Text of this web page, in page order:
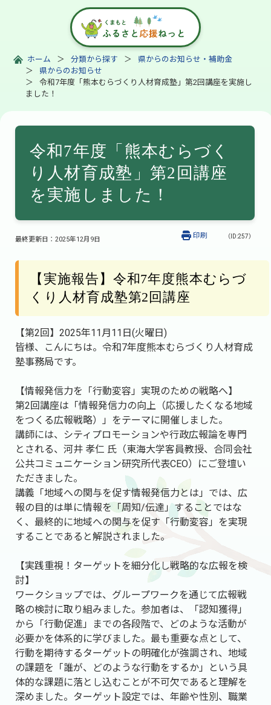
ホーム 分類から探す
県からのお知らせ・補助金
県からのお知らせ
令和7年度「熊本むらづくり人材育成塾」第2回講座を実施し
ました！
令和7年度「熊本むらづく
り人材育成塾」第2回講座
を実施しました！
最終更新日： 2025年12月9日 （ID:257）
印刷
【実施報告】令和7年度熊本むらづ
くり人材育成塾第2回講座
【第2回】2025年11月11日(火曜日)
皆様、こんにちは。令和7年度熊本むらづくり人材育成
塾事務局です。
【情報発信力を「行動変容」実現のための戦略へ】
第2回講座は「情報発信力の向上（応援したくなる地域
をつくる広報戦略）」をテーマに開催しました。
講師には、シティプロモーションや行政広報論を専門
とされる、河井 孝仁 氏（東海大学客員教授、合同会社
公共コミュニケーション研究所代表CEO）にご登壇い
ただきました。
講義「地域への関与を促す情報発信力とは」では、広
報の目的は単に情報を「周知/伝達」することではな
く、最終的に地域への関与を促す「行動変容」を実現
することであると解説されました。
【実践重視！ターゲットを細分化し戦略的な広報を検
討】
ワークショップでは、グループワークを通じて広報戦
略の検討に取り組みました。参加者は、「認知獲得」
から「行動促進」までの各段階で、どのような活動が
必要かを体系的に学びました。最も重要な点として、
行動を期待するターゲットの明確化が強調され、地域
の課題を「誰が、どのような行動をするか」という具
体的な課題に落とし込むことが不可欠であると理解を
深めました。ターゲット設定では、年齢や性別、職業